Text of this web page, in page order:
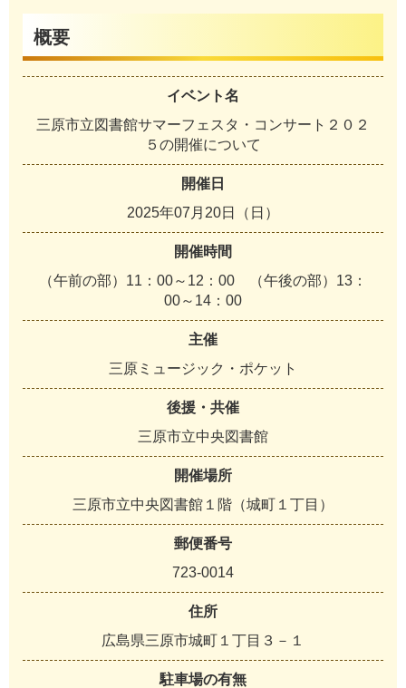
概要
イベント名
三原市立図書館サマーフェスタ・コンサート２０２
５の開催について
開催日
2025年07月20日（日）
開催時間
（午前の部）11：00～12：00 （午後の部）13：
00～14：00
主催
三原ミュージック・ポケット
後援・共催
三原市立中央図書館
開催場所
三原市立中央図書館１階（城町１丁目）
郵便番号
723-0014
住所
広島県三原市城町１丁目３－１
駐車場の有無